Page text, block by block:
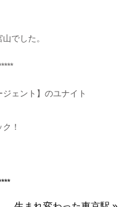
でした。
ェント】のユナイト
！